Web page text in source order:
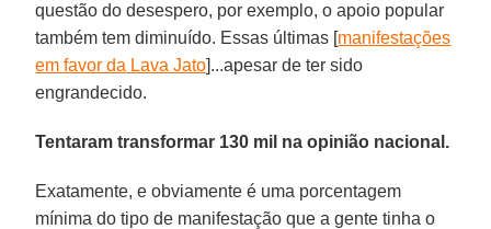
questão do desespero, por exemplo, o apoio popular
também tem diminuído. Essas últimas [manifestações
em favor da Lava Jato]...apesar de ter sido
engrandecido.
Tentaram transformar 130 mil na opinião nacional.
Exatamente, e obviamente é uma porcentagem
mínima do tipo de manifestação que a gente tinha o